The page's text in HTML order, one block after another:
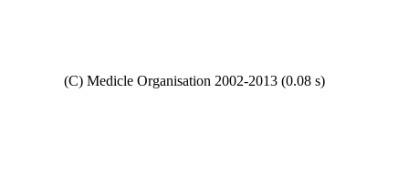
(C) Medicle Organisation 2002-2013 (0.08 s)